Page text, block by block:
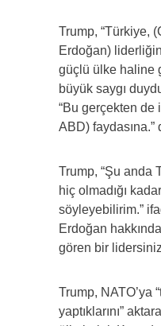
Trump, “Türkiye,
Erdoğan)
güçlü ülke haline
büyük saygı
“Bu gerçekten
ABD) faydasına.”
Trump, “Şu anda
hiç olmadığı
söyleyebilirim.”
Erdoğan
gören bir
Trump, NATO’ya
yaptıklarını”